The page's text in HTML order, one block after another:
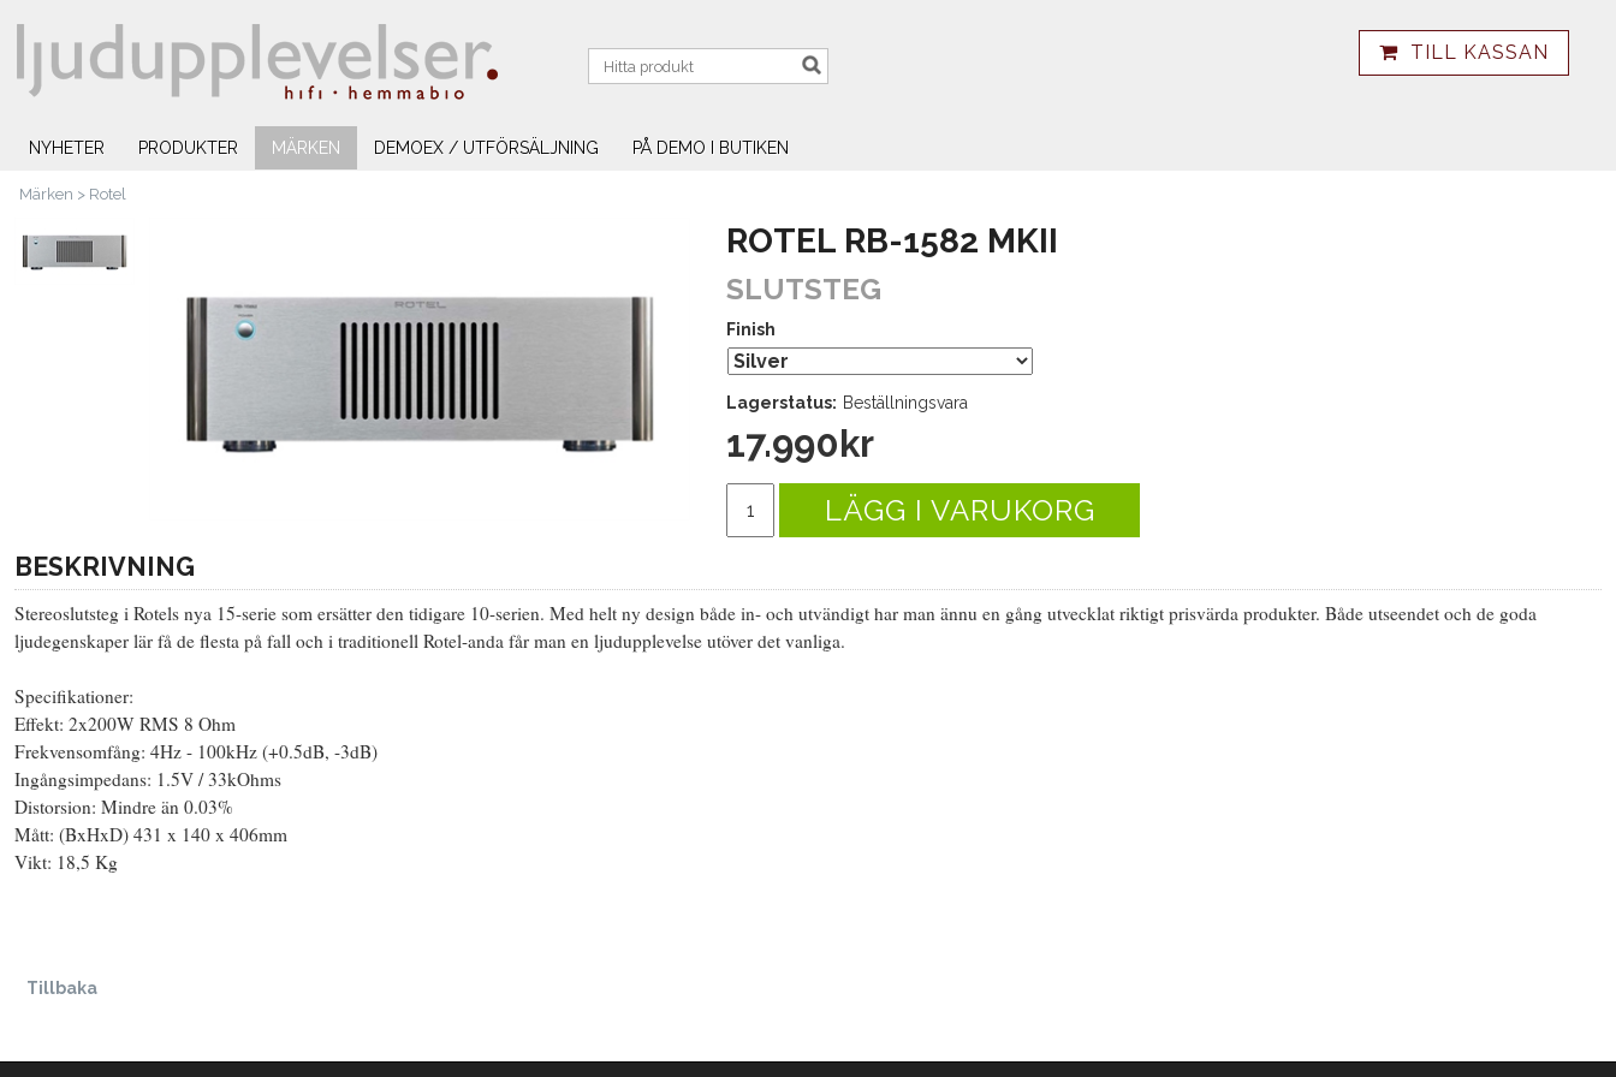
TILL KASSAN
NYHETER PRODUKTER MÄRKEN DEMOEX / UTFÖRSÄLJNING PÅ DEMO I BUTIKEN
Märken > Rotel
ROTEL RB-1582 MKII
SLUTSTEG
Finish
Lagerstatus: Beställningsvara
17.990kr
LÄGG I VARUKORG
BESKRIVNING
Stereoslutsteg i Rotels nya 15-serie som ersätter den tidigare 10-serien. Med helt ny design både in- och utvändigt har man ännu en gång utvecklat riktigt prisvärda produkter. Både utseendet och de goda
ljudegenskaper lär få de flesta på fall och i traditionell Rotel-anda får man en ljudupplevelse utöver det vanliga.
Specifikationer:
Effekt: 2x200W RMS 8 Ohm
Frekvensomfång: 4Hz - 100kHz (+0.5dB, -3dB)
Ingångsimpedans: 1.5V / 33kOhms
Distorsion: Mindre än 0.03%
Mått: (BxHxD) 431 x 140 x 406mm
Vikt: 18,5 Kg
Tillbaka